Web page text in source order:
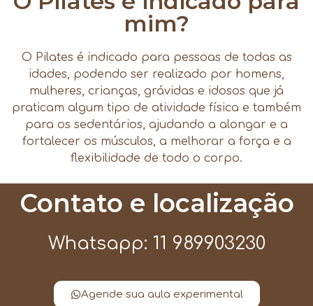
mim?
O Pilates é indicado para pessoas de todas as
idades, podendo ser realizado por homens,
mulheres, crianças, grávidas e idosos que já
praticam algum tipo de atividade física e também
para os sedentários, ajudando a alongar e a
fortalecer os músculos, a melhorar a força e a
flexibilidade de todo o corpo.
Contato e localização
Whatsapp: 11 989903230
Agende sua aula experimental